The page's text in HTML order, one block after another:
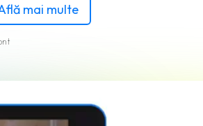
mai multe